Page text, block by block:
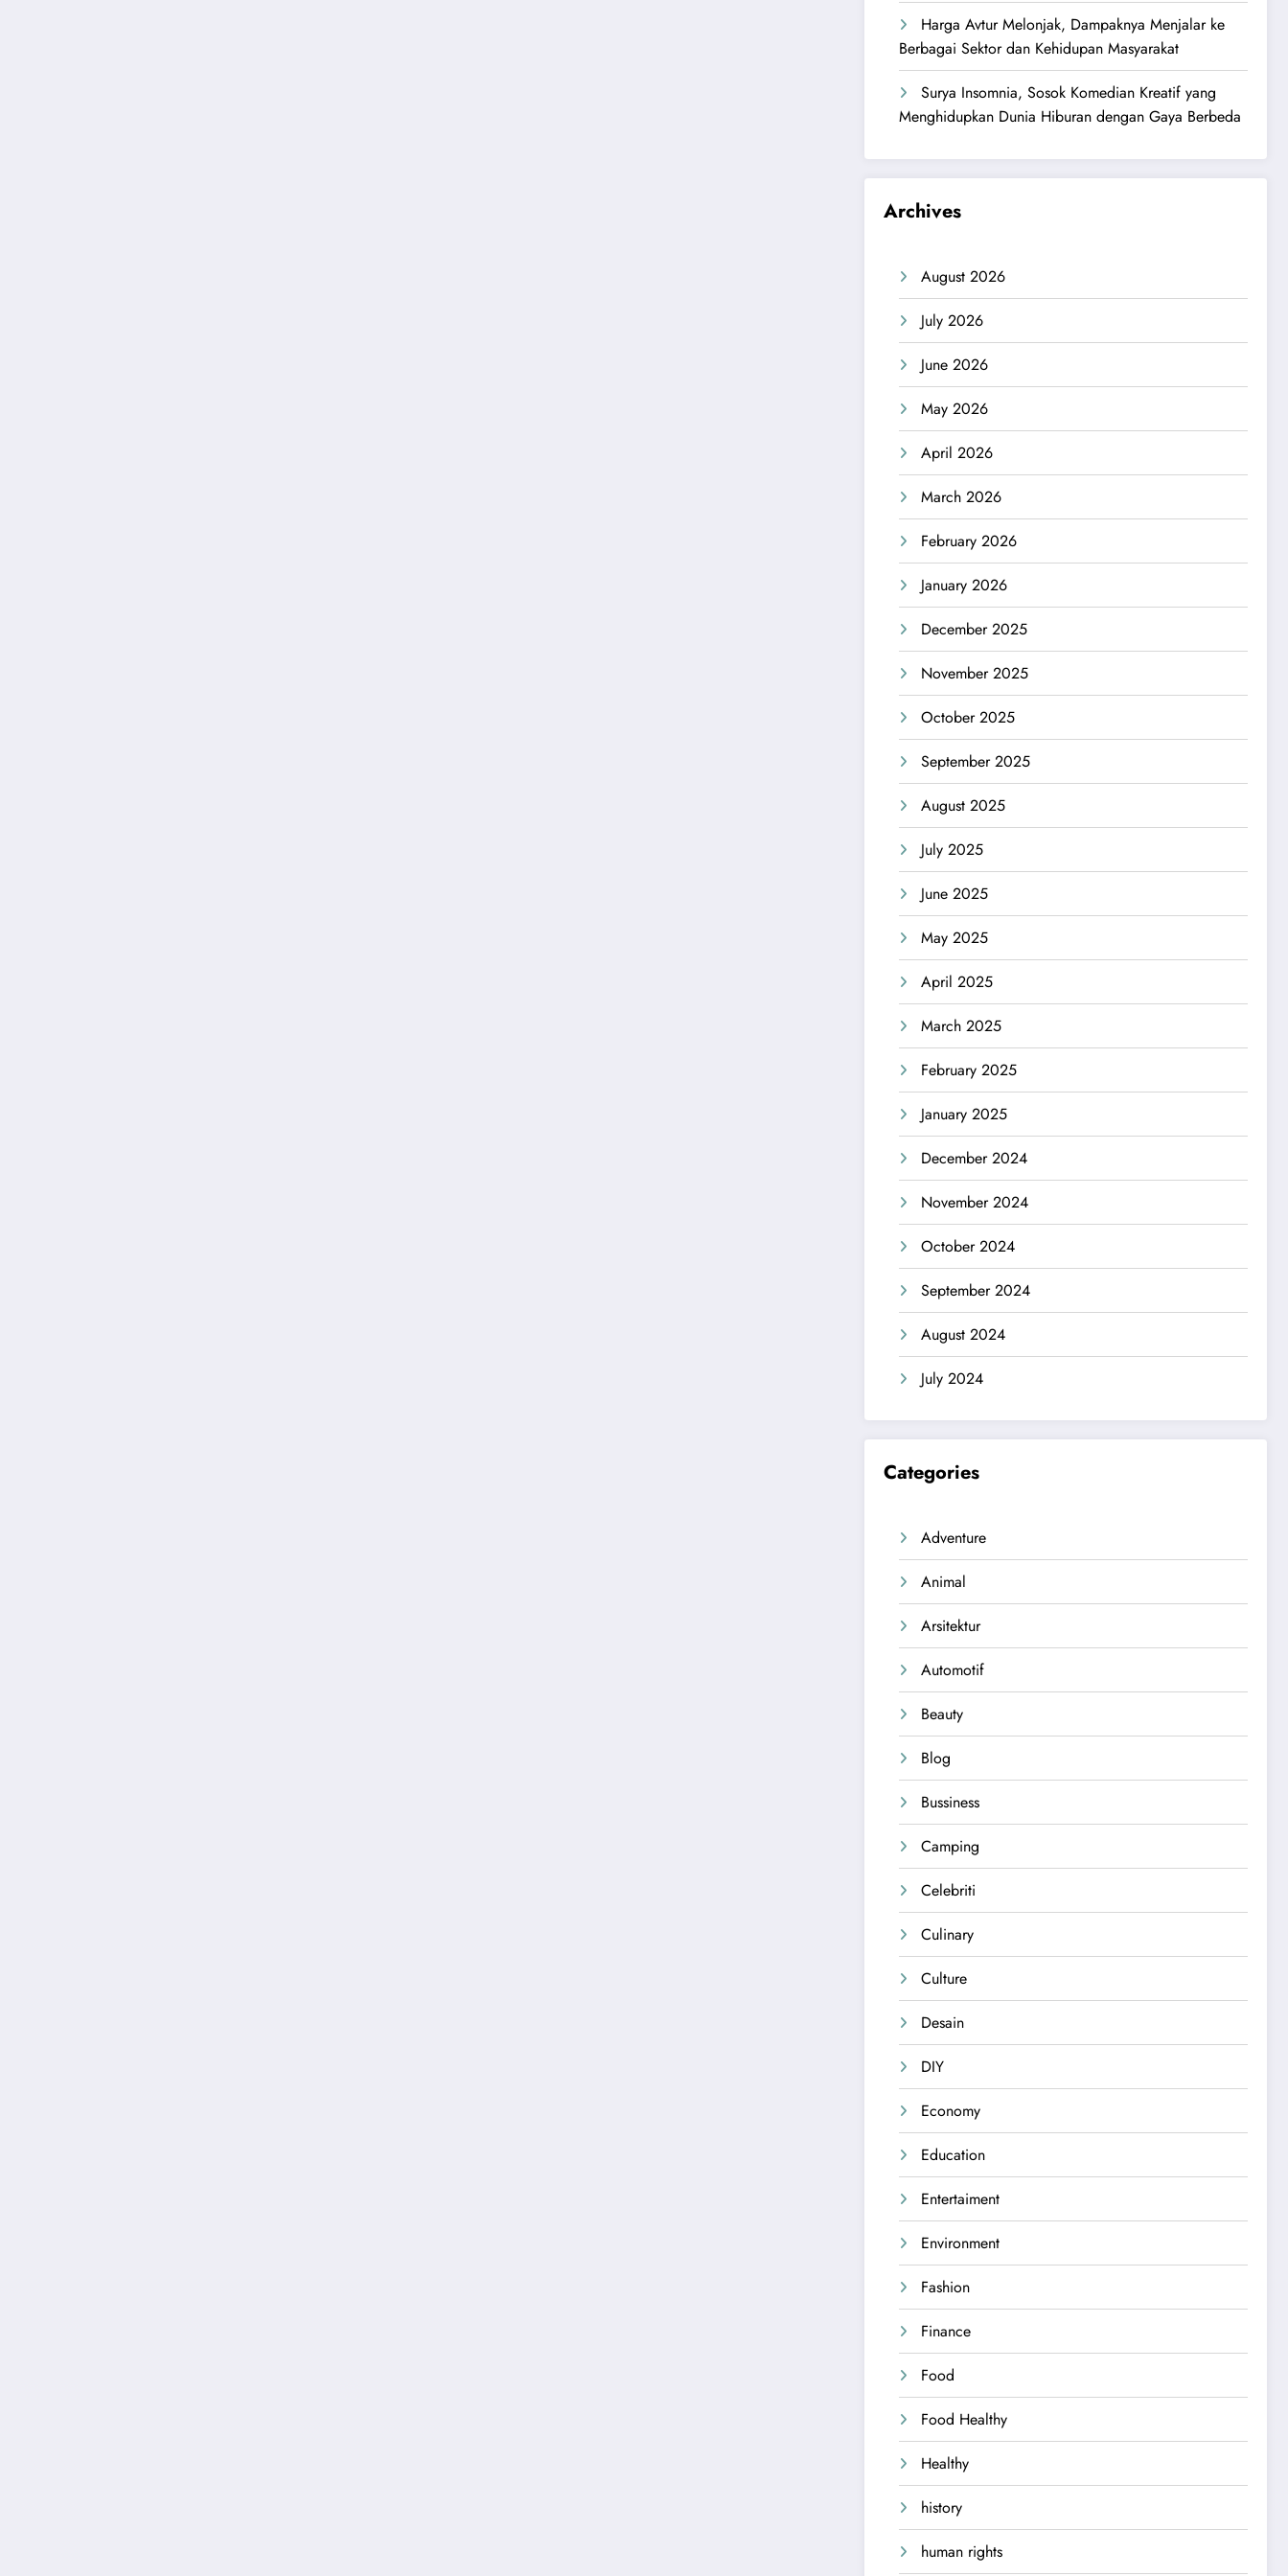
Harga Avtur Melonjak, Dampaknya Menjalar ke
Berbagai Sektor dan Kehidupan Masyarakat
Surya Insomnia, Sosok Komedian Kreatif yang
Menghidupkan Dunia Hiburan dengan Gaya Berbeda
Archives
August 2026
July 2026
June 2026
May 2026
April 2026
March 2026
February 2026
January 2026
December 2025
November 2025
October 2025
September 2025
August 2025
July 2025
June 2025
May 2025
April 2025
March 2025
February 2025
January 2025
December 2024
November 2024
October 2024
September 2024
August 2024
July 2024
Categories
Adventure
Animal
Arsitektur
Automotif
Beauty
Blog
Bussiness
Camping
Celebriti
Culinary
Culture
Desain
DIY
Economy
Education
Entertaiment
Environment
Fashion
Finance
Food
Food Healthy
Healthy
history
human rights